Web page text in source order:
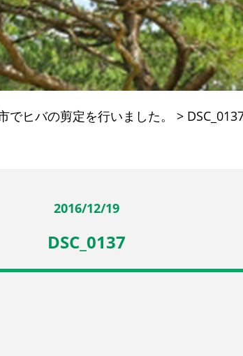
でヒバの剪定を行いました。 >
2016/12/19
DSC_0137